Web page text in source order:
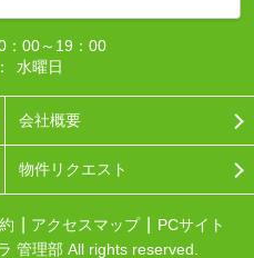
：00～19：00
水曜日
会社概要
物件リクエスト
アクセスマップ
PCサイト
管理部 All rights reserved.